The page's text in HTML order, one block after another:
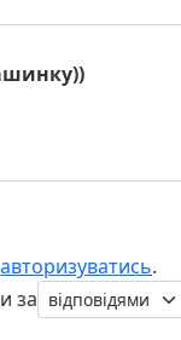
авторизуватись.
за